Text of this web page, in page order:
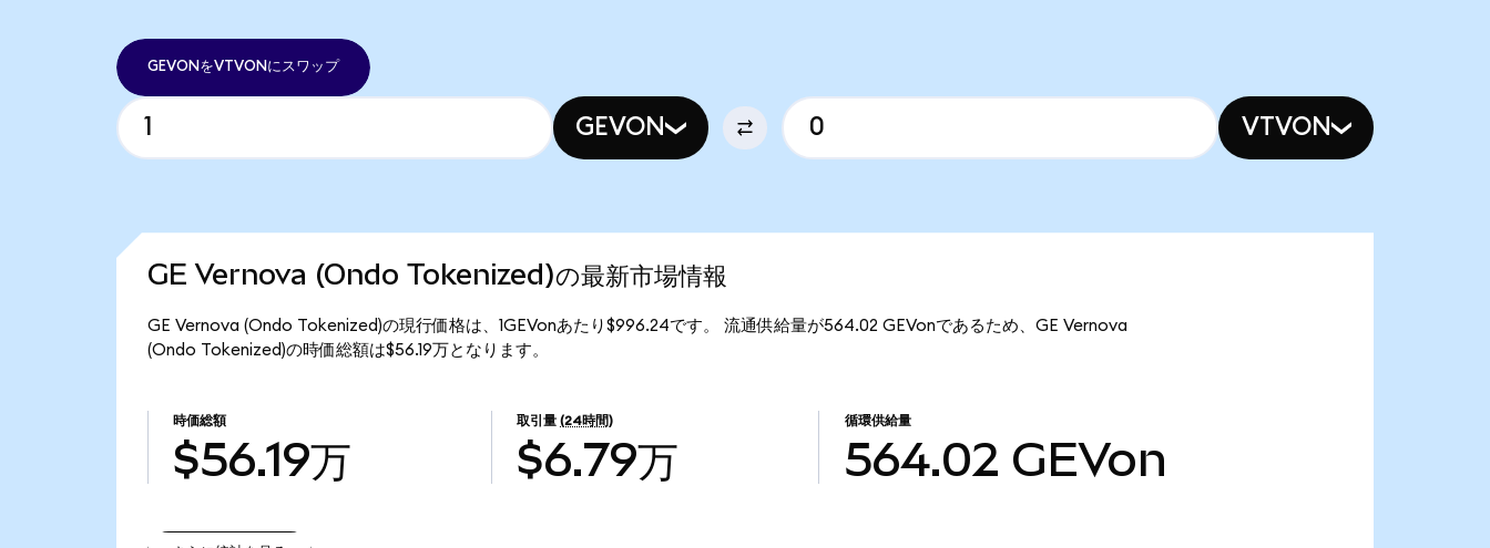
GEVONをVTVONにスワップ
GEVON VTVON
GE Vernova (Ondo Tokenized)の最新市場情報
GE Vernova (Ondo Tokenized)の現行価格は、1GEVonあたり$996.24です。 流通供給量が564.02 GEVonであるため、GE Vernova
(Ondo Tokenized)の時価総額は$56.19万となります。
時価総額
$56.19万
取引量 (24時間)
$6.79万
循環供給量
564.02 GEVon